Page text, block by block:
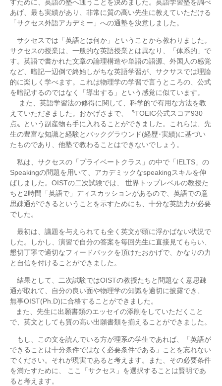
すために、英語の塾へ通うことを決めました。英語学習塾を調べ
あげ、最も実績があり、非常に質の高い先生に教えていただける
「サクセス外語アカデミー」への通塾を決意しました。
サクセスでは「英語とは何か」ということから教わりました。
サクセスの授業は、一般的な英語授業とは異なり、「体系的」で
す。英語で書かれた文章の論理構造や単語の語源、外国人の感覚
など、暗記一辺倒で終始しがちな英語学習が、サクサスでは理論
的に楽しく学べます。これは物理学の学習で言うところの、公式
を暗記するのではなく「導出する」という感覚に似ています。
また、英語学習法の修得に関して、科学的で有用な方法を教
えていただきました。おかげさまで、〝TOEIC公式スコア930
点〟という副産物も手に入れることができました。これらは、先
生の豊富な知識と経験とバックグラウンド(経歴･実績)に基づい
たものであり、他塾で教わることはできないでしょう。
私は、サクセスの「プライベートクラス」の中で「IELTS」の
Speakingの問題を用いて、アカデミックなspeakingスキルを伸
ばしました。OISTの二次試験では、 世界トップレベルの教授た
ちと2時間「英語で」ディスカッションがあるので、英語での意
思疎通ができるということを示すためにも、十分な英語力が必要
でした。
最初は、議題を与えられても全く英文が頭に浮かばない状況で
した。しかし、演習で自分の答案を毎回先生に直接見てもらい、
懇切丁寧で適切なフィードバックを頂けたおかげで、かなりの力
と自信を付けることができました。
結果として、二次試験ではOISTの教授たちと問題なく意思疎
通が取れて、自分の良い面や物理学の知識を適切に披露でき、
無事OIST(Ph.D)に合格することができました。
また、先生に出願書類のエッセイの添削をしていただくこと
で、英文としても質の高い出願書類を揃えることができました。
もし、この文を読んでいる方が理系の学生であれば、「英語が
できることは十分条件ではなく必要条件である」ことを忘れない
でください。それが現実であると考えます。また、その必要条件
を満たすために、 ここ「サクセス」を選択することは賢明であ
ると考えます。